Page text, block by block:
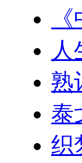
熟
泰
织